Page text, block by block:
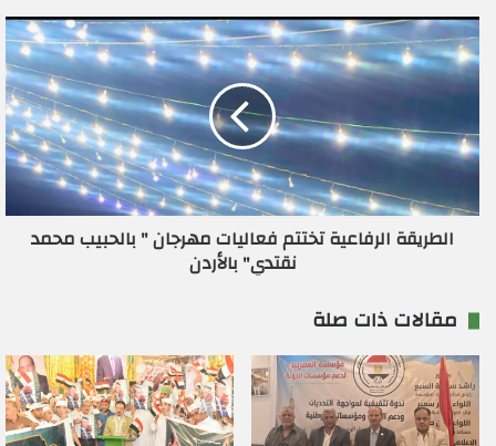
ن
ي
الطريقة الرفاعية تختتم فعاليات مهرجان " بالحبيب محمد
نقتدي" بالأردن
مقالات ذات صلة